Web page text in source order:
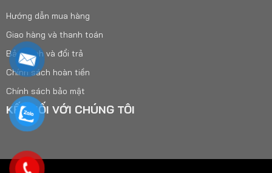
Hướng dẫn mua hàng
Giao hàng và thanh toán
Bảo hành và đổi trả
Chính sách hoàn tiền
Chính sách bảo mật
KẾT NỐI VỚI CHÚNG TÔI